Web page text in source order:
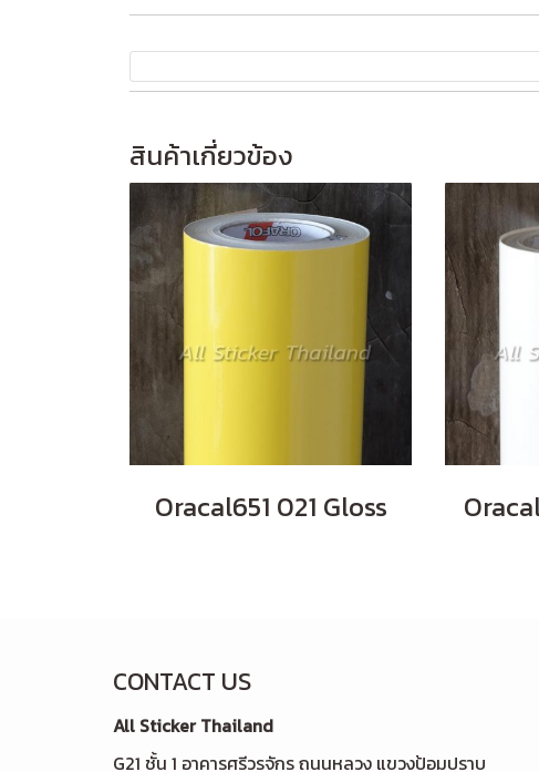
สินค้าเกี่ยวข้อง
Oracal651 021 Gloss
CONTACT US
All Sticker Thailand
G21 ชั้น 1 อาคารศรีวรจักร ถนนหลวง แขวงป้อมปราบ